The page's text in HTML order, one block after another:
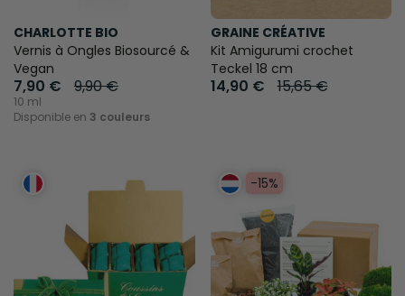
CHARLOTTE BIO
Vernis à Ongles Biosourcé &
Vegan
7,90 € 9,90 €
10 ml
Disponible en 3 couleurs
GRAINE CRÉATIVE
Kit Amigurumi crochet
Teckel 18 cm
14,90 € 15,65 €
-15%